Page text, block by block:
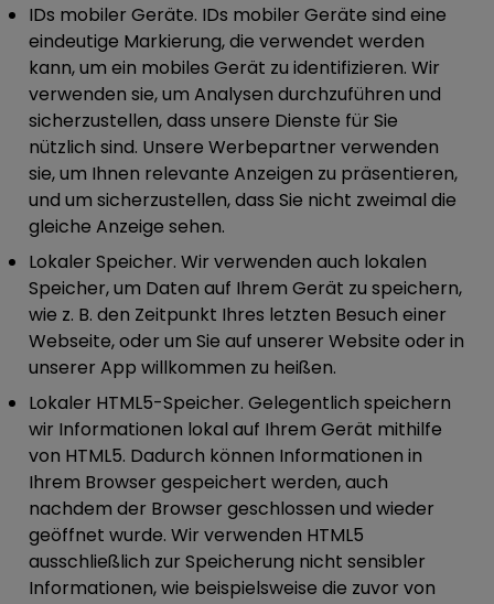
IDs mobiler Geräte. IDs mobiler Geräte sind eine
eindeutige Markierung, die verwendet werden
kann, um ein mobiles Gerät zu identifizieren. Wir
verwenden sie, um Analysen durchzuführen und
sicherzustellen, dass unsere Dienste für Sie
nützlich sind. Unsere Werbepartner verwenden
sie, um Ihnen relevante Anzeigen zu präsentieren,
und um sicherzustellen, dass Sie nicht zweimal die
gleiche Anzeige sehen.
Lokaler Speicher. Wir verwenden auch lokalen
Speicher, um Daten auf Ihrem Gerät zu speichern,
wie z. B. den Zeitpunkt Ihres letzten Besuch einer
Webseite, oder um Sie auf unserer Website oder in
unserer App willkommen zu heißen.
Lokaler HTML5-Speicher. Gelegentlich speichern
wir Informationen lokal auf Ihrem Gerät mithilfe
von HTML5. Dadurch können Informationen in
Ihrem Browser gespeichert werden, auch
nachdem der Browser geschlossen und wieder
geöffnet wurde. Wir verwenden HTML5
ausschließlich zur Speicherung nicht sensibler
Informationen, wie beispielsweise die zuvor von